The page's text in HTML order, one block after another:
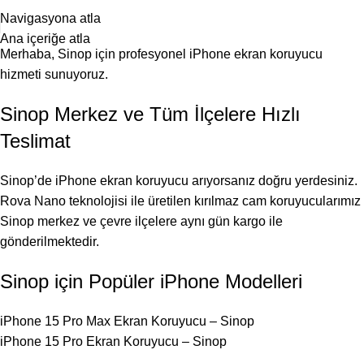
Navigasyona atla
Ana içeriğe atla
Merhaba, Sinop için profesyonel iPhone ekran koruyucu
hizmeti sunuyoruz.
Sinop Merkez ve Tüm İlçelere Hızlı
Teslimat
Sinop’de iPhone ekran koruyucu arıyorsanız doğru yerdesiniz.
Rova Nano teknolojisi ile üretilen kırılmaz cam koruyucularımız
Sinop merkez ve çevre ilçelere aynı gün kargo ile
gönderilmektedir.
Sinop için Popüler iPhone Modelleri
iPhone 15 Pro Max Ekran Koruyucu – Sinop
iPhone 15 Pro Ekran Koruyucu – Sinop